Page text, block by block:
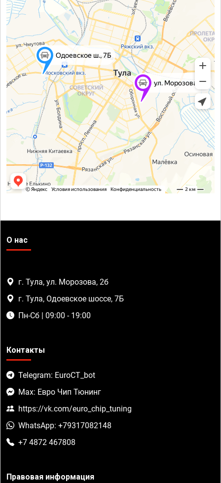
О нас
г. Тула, ул. Морозова, 2б
г. Тула, Одоевское шоссе, 7Б
Пн-Сб | 09:00 - 19:00
Контакты
Telegram: EuroCT_bot
Max: Евро Чип Тюнинг
https://vk.com/euro_chip_tuning
WhatsApp: +79317082148
+7 4872 467808
Правовая информация